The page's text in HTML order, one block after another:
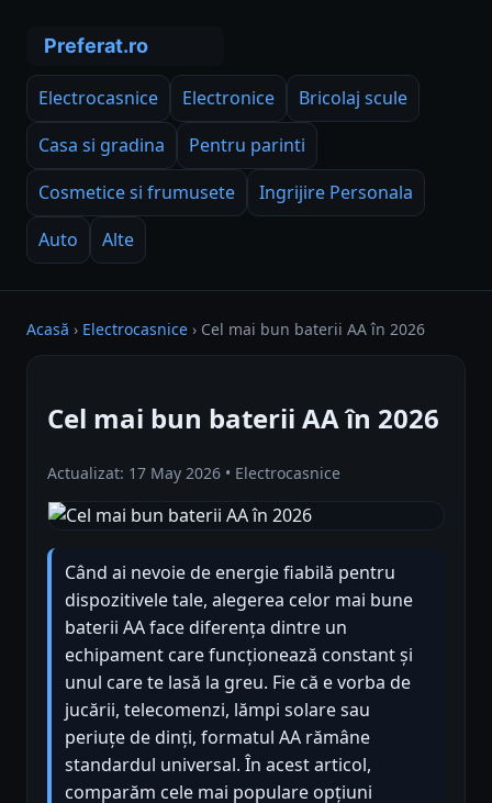
Electrocasnice Electronice
Bricolaj scule
Casa si gradina
Pentru parinti
Cosmetice si frumusete
Ingrijire Personala
Auto
Alte
Acasă › Electrocasnice › Cel mai bun baterii AA în 2026
Cel mai bun baterii AA în 2026
Actualizat: 17 May 2026 • Electrocasnice
Când ai nevoie de energie fiabilă pentru
dispozitivele tale, alegerea celor mai bune
baterii AA face diferența dintre un
echipament care funcționează constant și
unul care te lasă la greu. Fie că e vorba de
jucării, telecomenzi, lămpi solare sau
periuțe de dinți, formatul AA rămâne
standardul universal. În acest articol,
comparăm cele mai populare opțiuni